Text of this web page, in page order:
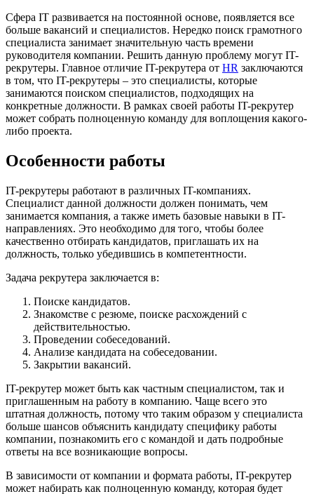
Сфера IT развивается на постоянной основе, появляется все
больше вакансий и специалистов. Нередко поиск грамотного
специалиста занимает значительную часть времени
руководителя компании. Решить данную проблему могут IT-
рекрутеры. Главное отличие IT-рекрутера от HR заключаются
в том, что IT-рекрутеры – это специалисты, которые
занимаются поиском специалистов, подходящих на
конкретные должности. В рамках своей работы IT-рекрутер
может собрать полноценную команду для воплощения какого-
либо проекта.
Особенности работы
IT-рекрутеры работают в различных IT-компаниях.
Специалист данной должности должен понимать, чем
занимается компания, а также иметь базовые навыки в IT-
направлениях. Это необходимо для того, чтобы более
качественно отбирать кандидатов, приглашать их на
должность, только убедившись в компетентности.
Задача рекрутера заключается в:
Поиске кандидатов.
Знакомстве с резюме, поиске расхождений с
действительностью.
Проведении собеседований.
Анализе кандидата на собеседовании.
Закрытии вакансий.
IT-рекрутер может быть как частным специалистом, так и
приглашенным на работу в компанию. Чаще всего это
штатная должность, потому что таким образом у специалиста
больше шансов объяснить кандидату специфику работы
компании, познакомить его с командой и дать подробные
ответы на все возникающие вопросы.
В зависимости от компании и формата работы, IT-рекрутер
может набирать как полноценную команду, которая будет